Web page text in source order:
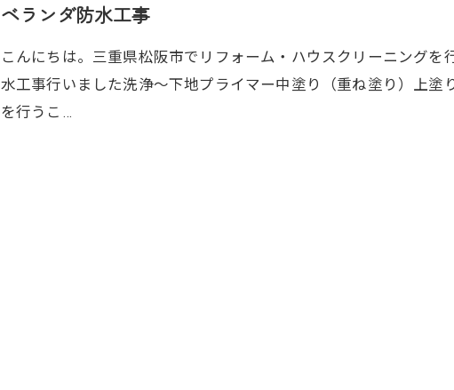
ベランダ防水工事
こんにちは。三重県松阪市でリフォーム・ハウスクリーニングを
水工事行いました洗浄～下地プライマー中塗り（重ね塗り）上塗
を行うこ…